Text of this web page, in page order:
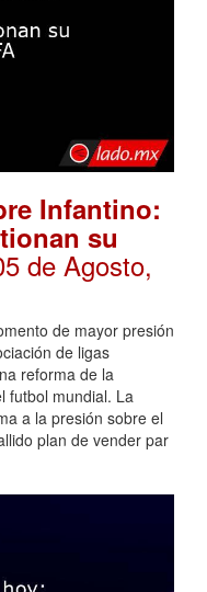
Infantino:
su
de Agosto,
de mayor presión
de ligas
reforma de la
futbol mundial. La
a la presión sobre el
plan de vender par